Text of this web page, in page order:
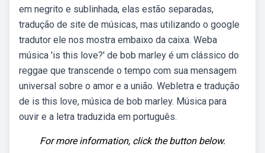
em negrito e sublinhada, elas estão separadas,
tradução de site de músicas, mas utilizando o google
tradutor ele nos mostra embaixo da caixa. Weba
música 'is this love?' de bob marley é um clássico do
reggae que transcende o tempo com sua mensagem
universal sobre o amor e a união. Webletra e tradução
de is this love, música de bob marley. Música para
ouvir e a letra traduzida em português.
For more information, click the button below.